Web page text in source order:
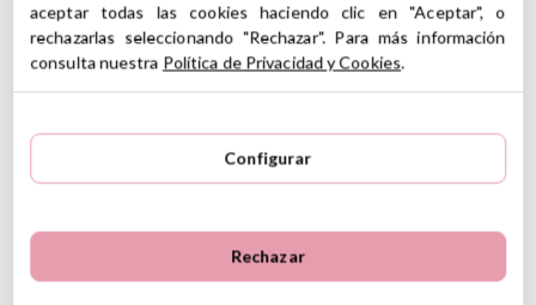
Ver información GPSR
Información sobre el fabricante y/o importador/distribuidor
sobre Seguridad General de Productos (GPSR).
Productos Infantiles Tutete S.L.
Lote: 022025 - Ref: 66988
3 Reseñas
5
1
0
aceptar todas las cookies haciendo clic en "Aceptar", o
rechazarlas seleccionando "Rechazar". Para más información
consulta nuestra Política de Privacidad y Cookies.
Configurar
Rechazar